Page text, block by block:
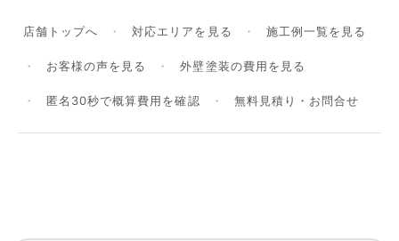
店舗トップへ 対応エリアを見る 施工例一覧を見る
お客様の声を見る 外壁塗装の費用を見る
匿名30秒で概算費用を確認 無料見積り・お問合せ